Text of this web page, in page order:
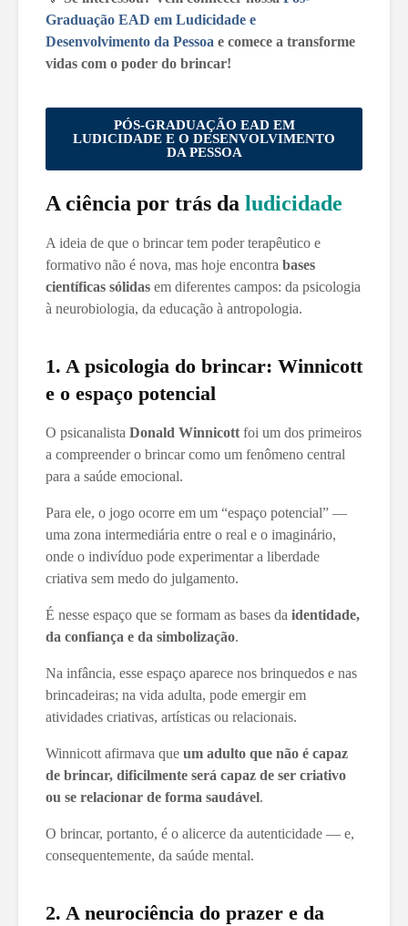
Graduação EAD em Ludicidade e
Desenvolvimento da Pessoa e comece a transforme
vidas com o poder do brincar!
PÓS-GRADUAÇÃO EAD EM
LUDICIDADE E O DESENVOLVIMENTO
DA PESSOA
A ciência por trás da ludicidade
A ideia de que o brincar tem poder terapêutico e
formativo não é nova, mas hoje encontra bases
científicas sólidas em diferentes campos: da psicologia
à neurobiologia, da educação à antropologia.
1. A psicologia do brincar: Winnicott
e o espaço potencial
O psicanalista Donald Winnicott foi um dos primeiros
a compreender o brincar como um fenômeno central
para a saúde emocional.
Para ele, o jogo ocorre em um “espaço potencial” —
uma zona intermediária entre o real e o imaginário,
onde o indivíduo pode experimentar a liberdade
criativa sem medo do julgamento.
É nesse espaço que se formam as bases da identidade,
da confiança e da simbolização.
Na infância, esse espaço aparece nos brinquedos e nas
brincadeiras; na vida adulta, pode emergir em
atividades criativas, artísticas ou relacionais.
Winnicott afirmava que um adulto que não é capaz
de brincar, dificilmente será capaz de ser criativo
ou se relacionar de forma saudável.
O brincar, portanto, é o alicerce da autenticidade — e,
consequentemente, da saúde mental.
2. A neurociência do prazer e da